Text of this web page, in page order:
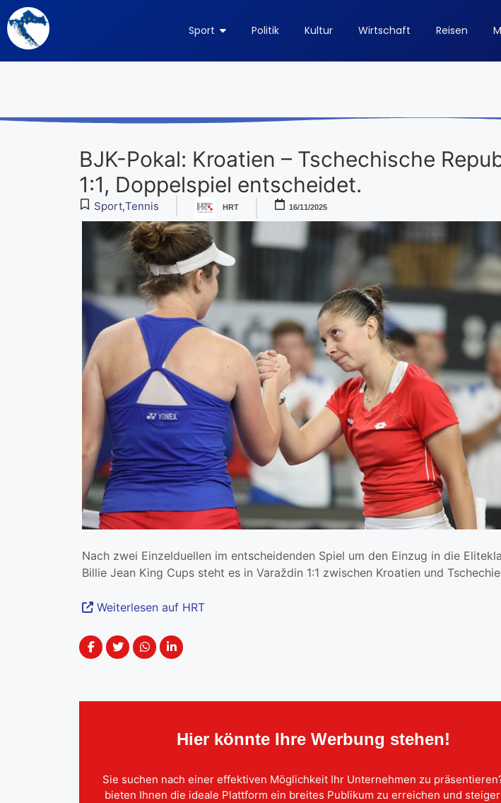
Sport Politik Kultur Wirtschaft Reisen
BJK-Pokal: Kroatien – Tschechische
1:1, Doppelspiel entscheidet.
Sport,Tennis HRT 16/11/2025
Nach zwei Einzelduellen im entscheidenden Spiel um den Einzug in die
Billie Jean King Cups steht es in Varaždin 1:1 zwischen Kroatien und
Weiterlesen auf HRT
Hier könnte Ihre Werbung stehen!
Sie suchen nach einer effektiven Möglichkeit Ihr Unternehmen zu
bieten Ihnen die ideale Plattform ein breites Publikum zu erreichen und